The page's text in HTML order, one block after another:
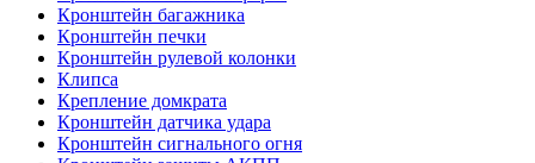
Кронштейн багажника
Кронштейн печки
Кронштейн рулевой колонки
Клипса
Крепление домкрата
Кронштейн датчика удара
Кронштейн сигнального огня